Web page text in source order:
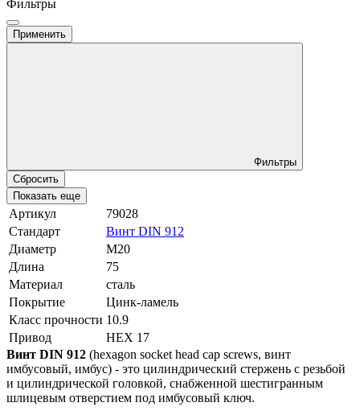
Фильтры
Применить
Фильтры
Сбросить
Показать еще
Артикул
79028
Стандарт
Винт DIN 912
Диаметр
М20
Длина
75
Материал
сталь
Покрытие
Цинк-ламель
Класс прочности 10.9
Привод
HEX 17
Винт DIN 912 (hexagon socket head cap screws, винт
имбусовый, имбус) - это цилиндрический стержень с резьбой
и цилиндрической головкой, снабженной шестигранным
шлицевым отверстием под имбусовый ключ.